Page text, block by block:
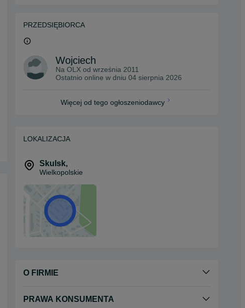
PRZEDSIĘBIORCA
Wojciech
Na OLX od września 2011
Ostatnio online w dniu 04 sierpnia 2026
Więcej od tego ogłoszeniodawcy
LOKALIZACJA
Skulsk,
Wielkopolskie
O FIRMIE
PRAWA KONSUMENTA